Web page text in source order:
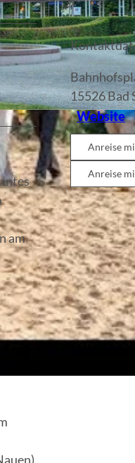
am
15526Bad
Website
Anreise
Anreise